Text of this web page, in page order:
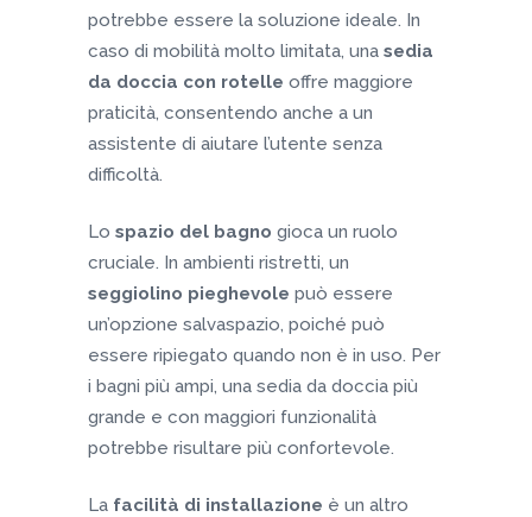
potrebbe essere la soluzione ideale. In
caso di mobilità molto limitata, una sedia
da doccia con rotelle offre maggiore
praticità, consentendo anche a un
assistente di aiutare l’utente senza
difficoltà.
Lo spazio del bagno gioca un ruolo
cruciale. In ambienti ristretti, un
seggiolino pieghevole può essere
un’opzione salvaspazio, poiché può
essere ripiegato quando non è in uso. Per
i bagni più ampi, una sedia da doccia più
grande e con maggiori funzionalità
potrebbe risultare più confortevole.
La facilità di installazione è un altro